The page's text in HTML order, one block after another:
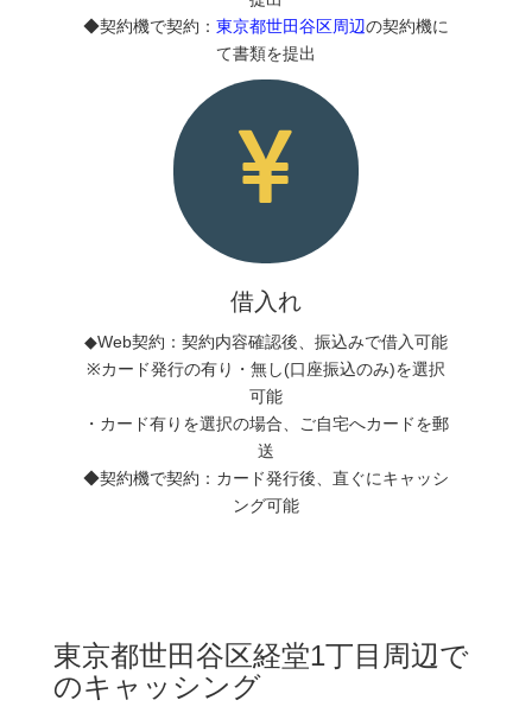
◆契約機で契約： 東京都世田谷区周辺の契約機に
て書類を提出
借入れ
◆Web契約：契約内容確認後、振込みで借入可能
※カード発行の有り・無し(口座振込のみ)を選択
可能
・カード有りを選択の場合、ご自宅へカードを郵
送
◆契約機で契約：カード発行後、直ぐにキャッシ
ング可能
東京都世田谷区経堂1丁目周辺で
のキャッシング